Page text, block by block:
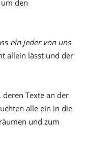
den
ein jeder von uns
allein lässt und der
Texte an der
alle ein in die
und zum